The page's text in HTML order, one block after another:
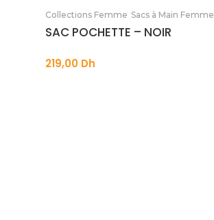
Ajouter au panier
Collections Femme Sacs à Main Femme
SAC POCHETTE – NOIR
219,00 Dh